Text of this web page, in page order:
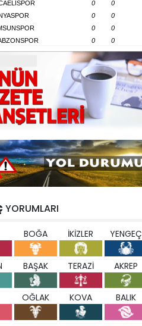
0
0
0
0
0
0
0 0
YORUMLARI
BOĞA İKİZLER YENGEÇ
BAŞAK TERAZİ AKREP
OĞLAK KOVA BALIK